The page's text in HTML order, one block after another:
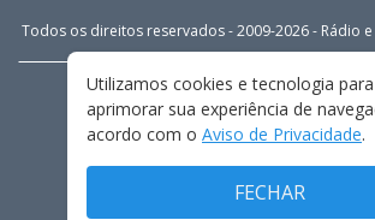
Todos os direitos reservados - 2009-2026- Rádio e
FALE CONOSCO
TERMOS E CONDIÇÕES DE USO
Utilizamos cookies e tecnologia para
aprimorar sua experiência de
acordo com o Aviso de Privacidade.
FECHAR